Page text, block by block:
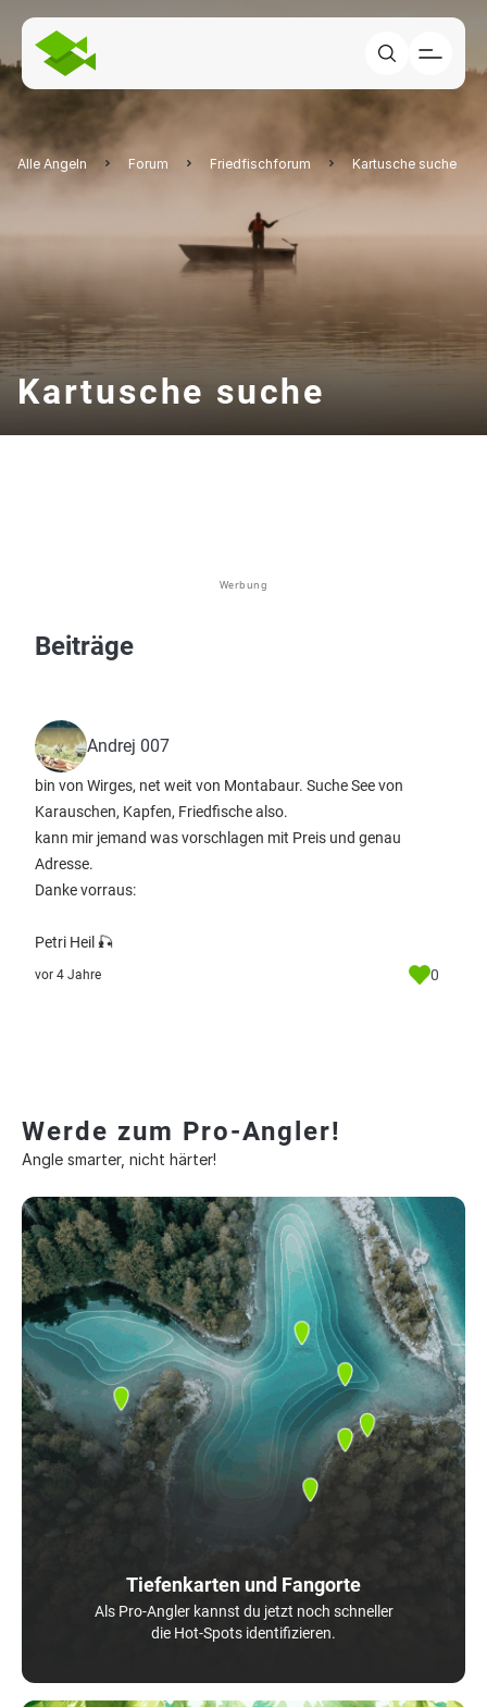
Alle Angeln Forum Friedfischforum Kartusche suche
Kartusche suche
Werbung
Beiträge
Andrej 007
bin von Wirges, net weit von Montabaur. Suche See von
Karauschen, Kapfen, Friedfische also.
kann mir jemand was vorschlagen mit Preis und genau
Adresse.
Danke vorraus:
Petri Heil 🎣
vor 4 Jahre 0
Werde zum Pro-Angler!
Angle smarter, nicht härter!
Tiefenkarten und Fangorte
Als Pro-Angler kannst du jetzt noch schneller
die Hot-Spots identifizieren.